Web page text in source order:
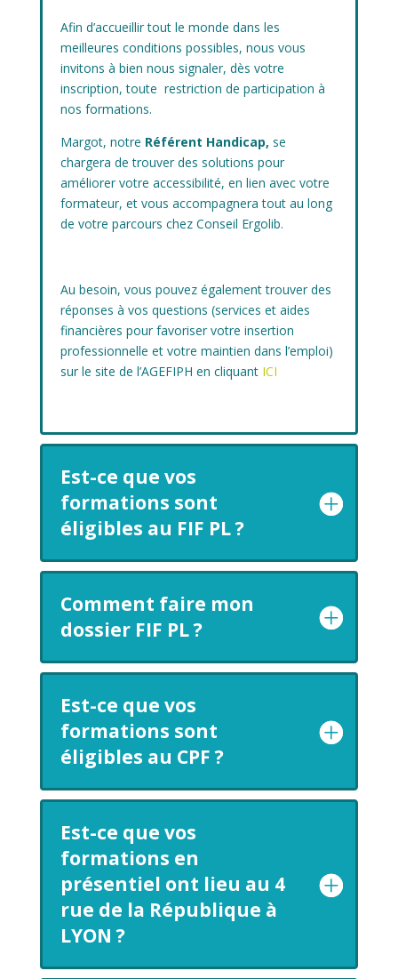
Afin d’accueillir tout le monde dans les
meilleures conditions possibles, nous vous
invitons à bien nous signaler, dès votre
inscription, toute restriction de participation à
nos formations.
Margot, notre Référent Handicap, se
chargera de trouver des solutions pour
améliorer votre accessibilité, en lien avec votre
formateur, et vous accompagnera tout au long
de votre parcours chez Conseil Ergolib.
Au besoin, vous pouvez également trouver des
réponses à vos questions (services et aides
financières pour favoriser votre insertion
professionnelle et votre maintien dans l’emploi)
sur le site de l’AGEFIPH en cliquant ICI
Est-ce que vos
formations sont
éligibles au FIF PL ?
Comment faire mon
dossier FIF PL ?
Est-ce que vos
formations sont
éligibles au CPF ?
Est-ce que vos
formations en
présentiel ont lieu au 4
rue de la République à
LYON ?